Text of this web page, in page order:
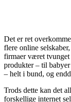
Det er ret
flere online
firmaer været tvunget
produkter – til
– helt i bund, og
Trods dette kan det
forskellige internet